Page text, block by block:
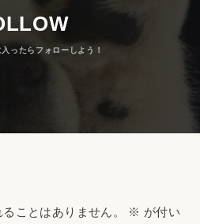
ことはありません。 ※ が付い